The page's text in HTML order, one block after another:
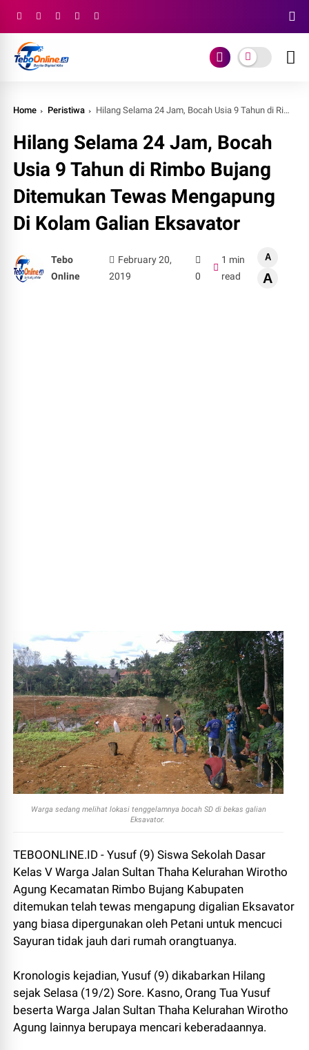
Home Peristiwa Hilang Selama 24 Jam, Bocah Usia 9 Tahun di Rimbo Bujang Ditemukan Tewas Mengapung Di Kolam Galian Eksavator
Hilang Selama 24 Jam, Bocah
Usia 9 Tahun di Rimbo Bujang
Ditemukan Tewas Mengapung
Di Kolam Galian Eksavator
Tebo
Online
February 20,
2019
0
1 min
read
A
A
Warga sedang melihat lokasi tenggelamnya bocah SD di bekas galian
Eksavator.
TEBOONLINE.ID - Yusuf (9) Siswa Sekolah Dasar
Kelas V Warga Jalan Sultan Thaha Kelurahan Wirotho
Agung Kecamatan Rimbo Bujang Kabupaten
ditemukan telah tewas mengapung digalian Eksavator
yang biasa dipergunakan oleh Petani untuk mencuci
Sayuran tidak jauh dari rumah orangtuanya.
Kronologis kejadian, Yusuf (9) dikabarkan Hilang
sejak Selasa (19/2) Sore. Kasno, Orang Tua Yusuf
beserta Warga Jalan Sultan Thaha Kelurahan Wirotho
Agung lainnya berupaya mencari keberadaannya.